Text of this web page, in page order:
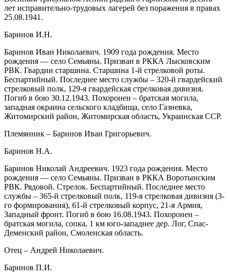
лет исправительно-трудовых лагерей без поражения в правах
25.08.1941.
Баринов И.Н.
Баринов Иван Николаевич. 1909 года рождения. Место
рождения — село Семьяны. Призван в РККА Лысковским
РВК. Гвардии старшина. Старшина 1-й стрелковой роты.
Беспартийный. Последнее место службы – 320-й гвардейский
стрелковый полк, 129-я гвардейская стрелковая дивизия.
Погиб в бою 30.12.1943. Похоронен – братская могила,
западная окраина сельского кладбища, село Газневка,
Житомирский район, Житомирская область, Украинская ССР.
Племянник – Баринов Иван Григорьевич.
Баринов Н.А.
Баринов Николай Андреевич. 1923 года рождения. Место
рождения — село Семьяны. Призван в РККА Воротынским
РВК. Рядовой. Стрелок. Беспартийный. Последнее место
службы – 365-й стрелковый полк, 119-я стрелковая дивизия (3-
го формирования), 61-й стрелковый корпус, 21-я Армия,
Западный фронт. Погиб в бою 16.08.1943. Похоронен –
братская могила, сопка, 1 км юго-западнее дер. Лог, Спас-
Деменский район, Смоленская область.
Отец – Андрей Николаевич.
Баринов П.И.